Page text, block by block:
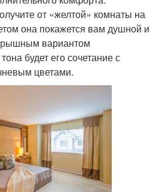
от «желтой» комнаты на
она покажется вам душной и
вариантом
будет его сочетание с
цветами.